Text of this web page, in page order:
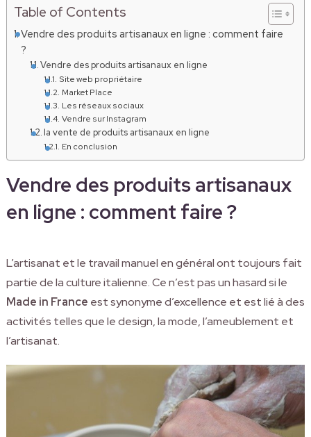
Table of Contents
Vendre des produits artisanaux en ligne : comment faire
?
Vendre des produits artisanaux en ligne
Site web propriétaire
Market Place
Les réseaux sociaux
Vendre sur Instagram
la vente de produits artisanaux en ligne
En conclusion
Vendre des produits artisanaux
en ligne : comment faire ?
L’artisanat et le travail manuel en général ont toujours fait
partie de la culture italienne. Ce n’est pas un hasard si le
Made in France est synonyme d’excellence et est lié à des
activités telles que le design, la mode, l’ameublement et
l’artisanat.